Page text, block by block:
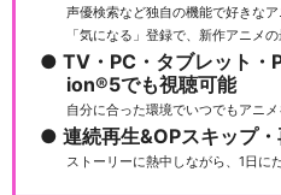
声優検索など独自の機能で好きな
「気になる」登録で、新作アニメ
TV・PC・タブレット
ion®5でも視聴可能
自分に合った環境でいつでもアニ
連続再生&OPスキップ
ストーリーに熱中しながら、1日に